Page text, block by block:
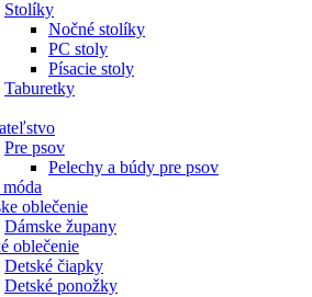
Stolíky
Nočné stolíky
PC stoly
Písacie stoly
Taburetky
Pre psov
Pelechy a búdy pre psov
oblečenie
Dámske župany
oblečenie
Detské čiapky
Detské ponožky